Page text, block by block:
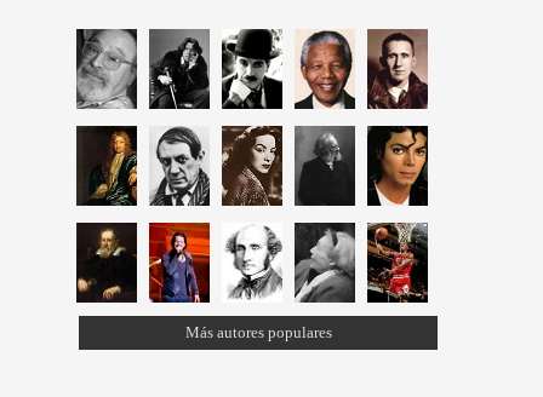
Más autores populares